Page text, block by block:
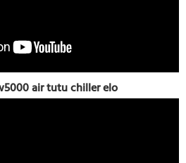
air tutu chiller elo